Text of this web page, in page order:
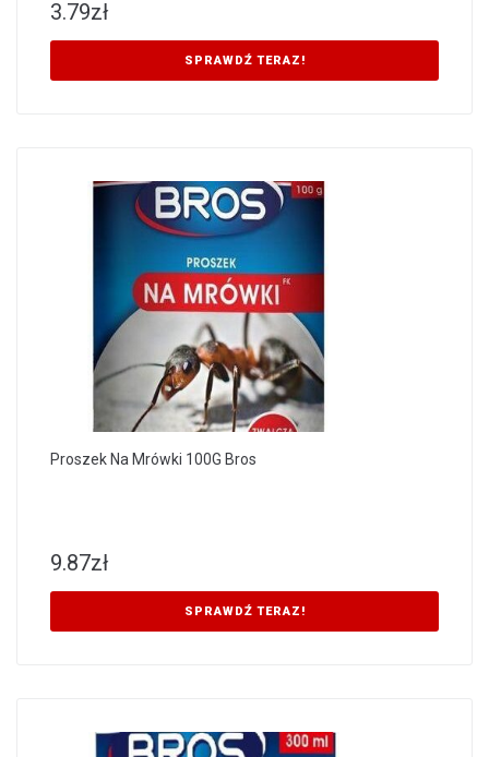
3.79zł
SPRAWDŹ TERAZ!
Proszek Na Mrówki 100G Bros
9.87zł
SPRAWDŹ TERAZ!